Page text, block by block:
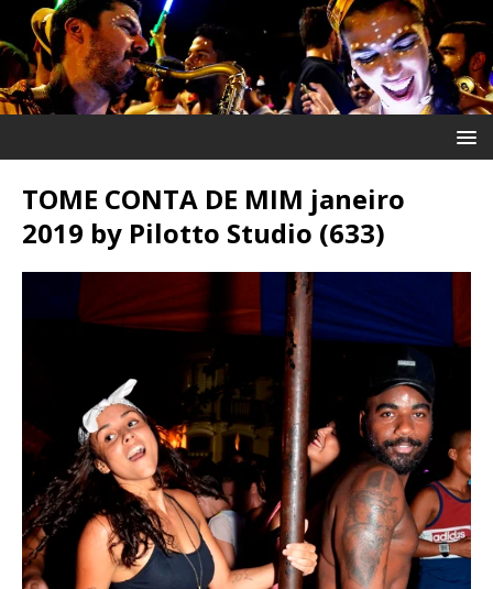
TOME CONTA DE MIM janeiro
2019 by Pilotto Studio (633)